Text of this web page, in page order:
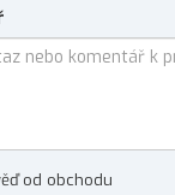
od obchodu